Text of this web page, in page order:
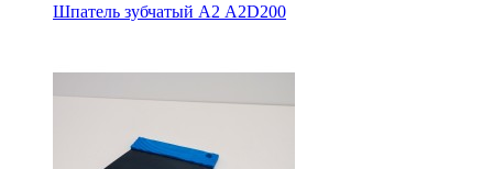
Шпатель зубчатый А2 A2D200